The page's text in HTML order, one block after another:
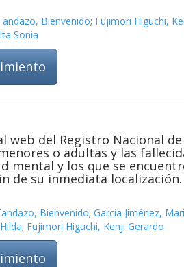
Bienvenido; Fujimori Higuchi,
Sonia
web del Registro Nacional
o adultas y las
mental y los que se
de su inmediata localización.
Bienvenido; García Jiménez,
; Fujimori Higuchi, Kenji Gerardo